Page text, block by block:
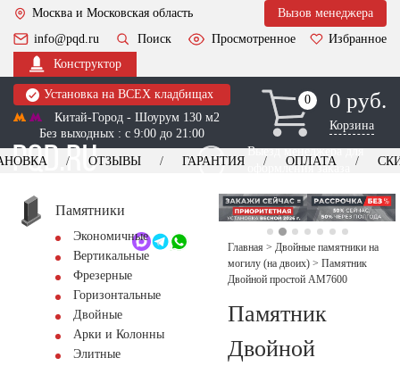
Москва и Московская область
Вызов менеджера
info@pqd.ru
Поиск Просмотренное
Избранное
Конструктор
Установка на ВСЕХ кладбищах
Китай-Город - Шоурум 130 м2
Без выходных : с 9:00 до 21:00
0
0 0 руб.
Корзина
Выезд менеджера для
оформления заказа
+7 (495) 518-44-23
Обратный звонок
ОТЗЫВЫ ГАРАНТИЯ ОПЛАТА
Памятники
Экономичные
Вертикальные
Фрезерные
Горизонтальные
Двойные
Арки и Колонны
Элитные
Главная > Двойные памятники на
могилу (на двоих) > Памятник
Двойной простой AM7600
Памятник
Двойной